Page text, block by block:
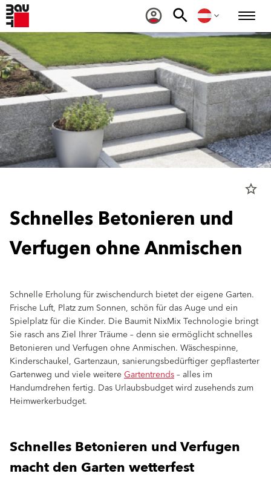
star_border
Schnelles Betonieren und
Verfugen ohne Anmischen
Schnelle Erholung für zwischendurch bietet der eigene Garten.
Frische Luft, Platz zum Sonnen, schön für das Auge und ein
Spielplatz für die Kinder. Die Baumit NixMix Technologie bringt
Sie rasch ans Ziel Ihrer Träume – denn sie ermöglicht schnelles
Betonieren und Verfugen ohne Anmischen. Wäschespinne,
Kinderschaukel, Gartenzaun, sanierungsbedürftiger gepflasterter
Gartenweg und viele weitereGartentrends– alles im
Handumdrehen fertig. Das Urlaubsbudget wird zusehends zum
Heimwerkerbudget.
Schnelles Betonieren und Verfugen
macht den Garten wetterfest